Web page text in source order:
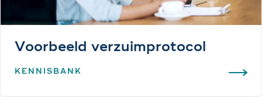
Voorbeeld verzuimprotocol
KENNISBANK